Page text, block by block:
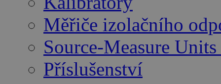
Měřiče izolačního
Source-Measure
Příslušenství